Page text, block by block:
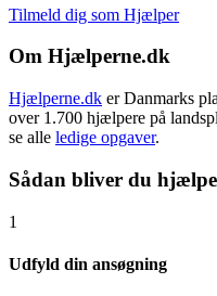
Tilmeld dig som Hjælper
Om Hjælperne.dk
Hjælperne.dk er Danmarks
over 1.700 hjælpere på
se alle ledige opgaver.
Sådan bliver du
1
Udfyld din ansøgning